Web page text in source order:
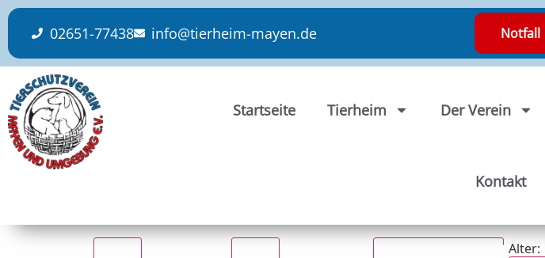
content
02651-77438 info@tierheim-mayen.de Notfall
Startseite Tierheim Der Verein
Kontakt
Alter: